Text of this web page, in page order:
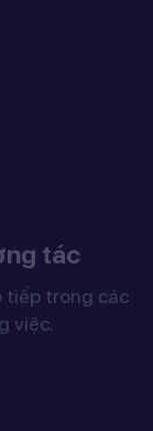
tác
tiếp trong các
việc.